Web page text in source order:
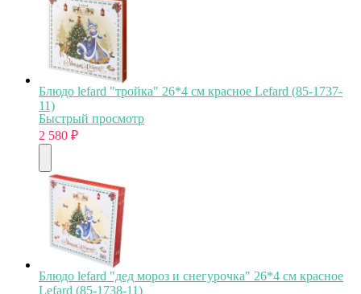
Блюдо lefard "тройка" 26*4 см красное Lefard (85-1737-
11)
Быстрый просмотр
2 580 ₽
Блюдо lefard "дед мороз и снегурочка" 26*4 см красное
Lefard (85-1738-11)